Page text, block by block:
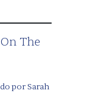
The